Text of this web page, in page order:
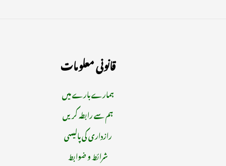
قانونی معلومات
ہمارے بارے میں
ہم سے رابطہ کریں
رازداری کی پالیسی
شرائط و ضوابط